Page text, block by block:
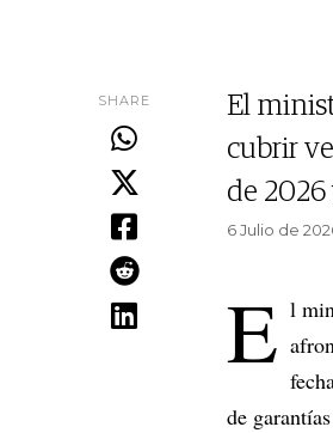
SHARE
El
cubrir
de 2026
6 Julio de
E l
de